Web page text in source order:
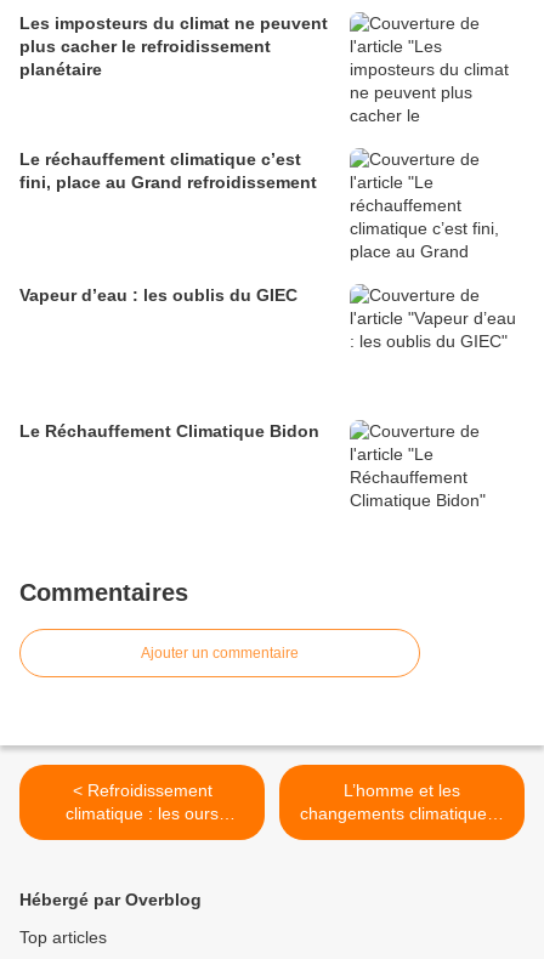
Les imposteurs du climat ne peuvent
plus cacher le refroidissement
planétaire
Le réchauffement climatique c’est
fini, place au Grand refroidissement
Vapeur d’eau : les oublis du GIEC
Le Réchauffement Climatique Bidon
Commentaires
Ajouter un commentaire
< Refroidissement
climatique : les ours
polaires sont bien contents
L’homme et les
changements climatiques :
Alban d’Arguin invité sur TV
Hébergé par Overblog
Top articles